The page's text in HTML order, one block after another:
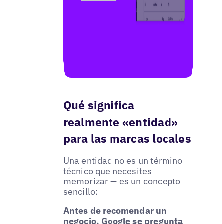
Qué significa
realmente «entidad»
para las marcas locales
Una entidad no es un término
técnico que necesites
memorizar — es un concepto
sencillo:
Antes de recomendar un
negocio, Google se pregunta